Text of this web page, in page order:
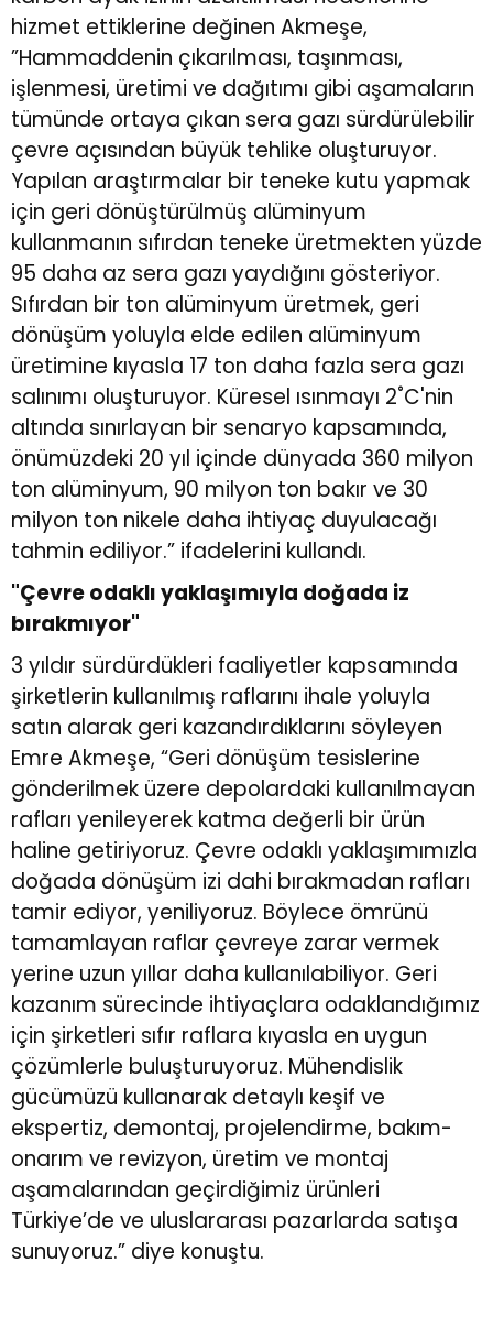
hizmet ettiklerine değinen Akmeşe,
”Hammaddenin çıkarılması, taşınması,
işlenmesi, üretimi ve dağıtımı gibi aşamaların
tümünde ortaya çıkan sera gazı sürdürülebilir
çevre açısından büyük tehlike oluşturuyor.
Yapılan araştırmalar bir teneke kutu yapmak
için geri dönüştürülmüş alüminyum
kullanmanın sıfırdan teneke üretmekten yüzde
95 daha az sera gazı yaydığını gösteriyor.
Sıfırdan bir ton alüminyum üretmek, geri
dönüşüm yoluyla elde edilen alüminyum
üretimine kıyasla 17 ton daha fazla sera gazı
salınımı oluşturuyor. Küresel ısınmayı 2˚C'nin
altında sınırlayan bir senaryo kapsamında,
önümüzdeki 20 yıl içinde dünyada 360 milyon
ton alüminyum, 90 milyon ton bakır ve 30
milyon ton nikele daha ihtiyaç duyulacağı
tahmin ediliyor.” ifadelerini kullandı.
"Çevre odaklı yaklaşımıyla doğada iz
bırakmıyor"
3 yıldır sürdürdükleri faaliyetler kapsamında
şirketlerin kullanılmış raflarını ihale yoluyla
satın alarak geri kazandırdıklarını söyleyen
Emre Akmeşe, “Geri dönüşüm tesislerine
gönderilmek üzere depolardaki kullanılmayan
rafları yenileyerek katma değerli bir ürün
haline getiriyoruz. Çevre odaklı yaklaşımımızla
doğada dönüşüm izi dahi bırakmadan rafları
tamir ediyor, yeniliyoruz. Böylece ömrünü
tamamlayan raflar çevreye zarar vermek
yerine uzun yıllar daha kullanılabiliyor. Geri
kazanım sürecinde ihtiyaçlara odaklandığımız
için şirketleri sıfır raflara kıyasla en uygun
çözümlerle buluşturuyoruz. Mühendislik
gücümüzü kullanarak detaylı keşif ve
ekspertiz, demontaj, projelendirme, bakım-
onarım ve revizyon, üretim ve montaj
aşamalarından geçirdiğimiz ürünleri
Türkiye’de ve uluslararası pazarlarda satışa
sunuyoruz.” diye konuştu.